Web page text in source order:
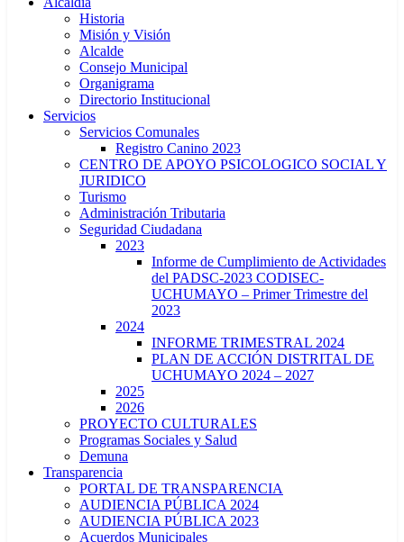
Historia
Misión y Visión
Alcalde
Consejo Municipal
Organigrama
Directorio Institucional
Servicios
Servicios Comunales
Registro Canino 2023
CENTRO DE APOYO PSICOLOGICO SOCIAL Y
JURIDICO
Turismo
Administración Tributaria
Seguridad Ciudadana
2023
Informe de Cumplimiento de Actividades
del PADSC-2023 CODISEC-
UCHUMAYO – Primer Trimestre del
2023
2024
INFORME TRIMESTRAL 2024
PLAN DE ACCIÓN DISTRITAL DE
UCHUMAYO 2024 – 2027
2025
2026
PROYECTO CULTURALES
Programas Sociales y Salud
Demuna
Transparencia
PORTAL DE TRANSPARENCIA
AUDIENCIA PÚBLICA 2024
AUDIENCIA PÚBLICA 2023
Acuerdos Municipales